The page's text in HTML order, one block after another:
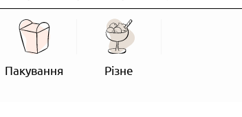
Пакування Різне